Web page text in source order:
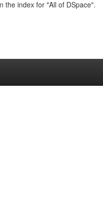
the index for "All of DSpace".